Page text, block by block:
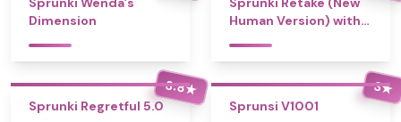
Dimension
Human Version) with
3.8★
Sprunki Regretful 5.0
3★
Sprunsi V1001